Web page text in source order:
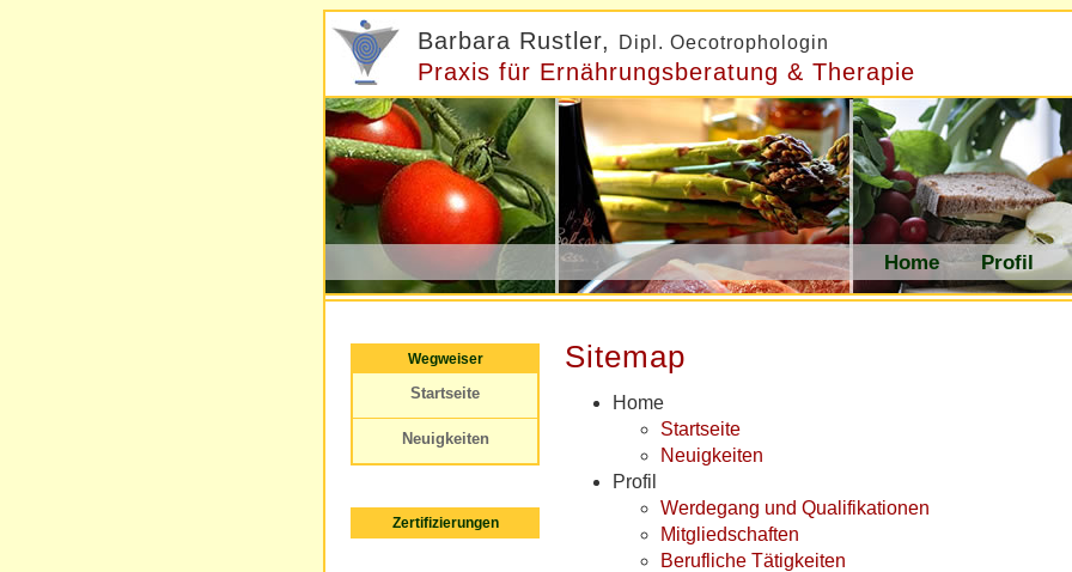
Barbara Rustler, Dipl. Oecotrophologin
Praxis für Ernährungsberatung & Therapie
Home Profil
Wegweiser
Startseite
Neuigkeiten
Zertifizierungen
Sitemap
Home
Startseite
Neuigkeiten
Profil
Werdegang und Qualifikationen
Mitgliedschaften
Berufliche Tätigkeiten